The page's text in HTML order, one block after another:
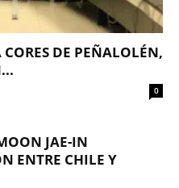
DE PEÑALOLÉN,
0
JAE-IN
ENTRE CHILE Y